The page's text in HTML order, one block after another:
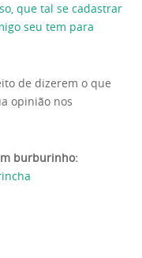
que tal se cadastrar
seu tem para
de dizerem o que
opinião nos
burburinho: